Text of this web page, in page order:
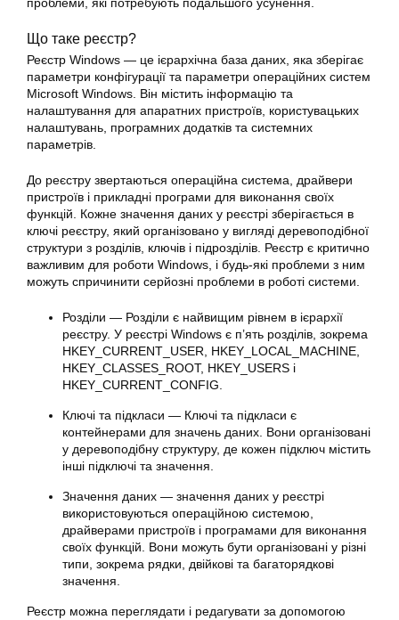
проблеми, які потребують подальшого усунення.
Що таке реєстр?
Реєстр Windows — це ієрархічна база даних, яка зберігає
параметри конфігурації та параметри операційних систем
Microsoft Windows. Він містить інформацію та
налаштування для апаратних пристроїв, користувацьких
налаштувань, програмних додатків та системних
параметрів.
До реєстру звертаються операційна система, драйвери
пристроїв і прикладні програми для виконання своїх
функцій. Кожне значення даних у реєстрі зберігається в
ключі реєстру, який організовано у вигляді деревоподібної
структури з розділів, ключів і підрозділів. Реєстр є критично
важливим для роботи Windows, і будь-які проблеми з ним
можуть спричинити серйозні проблеми в роботі системи.
Розділи — Розділи є найвищим рівнем в ієрархії
реєстру. У реєстрі Windows є п’ять розділів, зокрема
HKEY_CURRENT_USER, HKEY_LOCAL_MACHINE,
HKEY_CLASSES_ROOT, HKEY_USERS і
HKEY_CURRENT_CONFIG.
Ключі та підкласи — Ключі та підкласи є
контейнерами для значень даних. Вони організовані
у деревоподібну структуру, де кожен підключ містить
інші підключі та значення.
Значення даних — значення даних у реєстрі
використовуються операційною системою,
драйверами пристроїв і програмами для виконання
своїх функцій. Вони можуть бути організовані у різні
типи, зокрема рядки, двійкові та багаторядкові
значення.
Реєстр можна переглядати і редагувати за допомогою